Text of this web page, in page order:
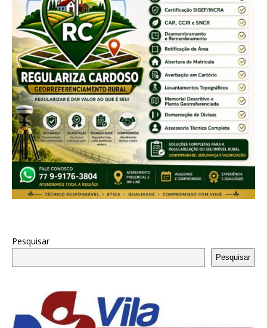
Pesquisar
Pesquisar